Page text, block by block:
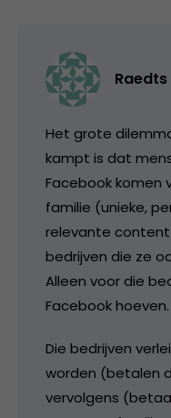
Raedts
Het grote
kampt is dat
Facebook komen
familie (unieke,
relevante
bedrijven die ze
Alleen voor die
Facebook hoeven.
Die bedrijven
worden (betalen
vervolgens